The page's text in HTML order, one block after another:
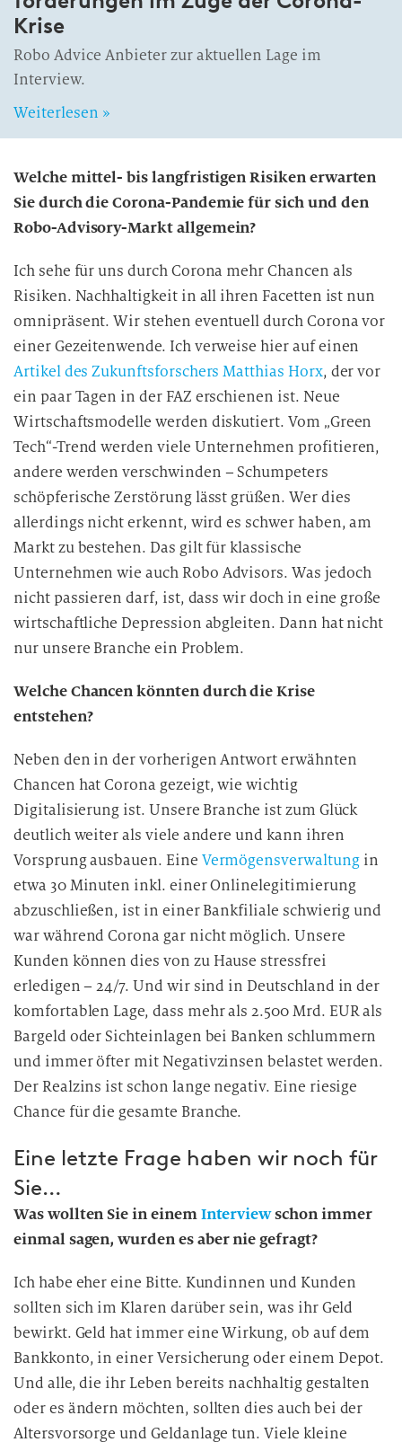
Krise
Robo Advice Anbieter zur aktuellen Lage im
Interview.
Weiterlesen »
Welche mittel- bis langfristigen Risiken erwarten
Sie durch die Corona-Pandemie für sich und den
Robo-Advisory-Markt allgemein?
Ich sehe für uns durch Corona mehr Chancen als
Risiken. Nachhaltigkeit in all ihren Facetten ist nun
omnipräsent. Wir stehen eventuell durch Corona vor
einer Gezeitenwende. Ich verweise hier auf einen
Artikel des Zukunftsforschers Matthias Horx, der vor
ein paar Tagen in der FAZ erschienen ist. Neue
Wirtschaftsmodelle werden diskutiert. Vom „Green
Tech“-Trend werden viele Unternehmen profitieren,
andere werden verschwinden – Schumpeters
schöpferische Zerstörung lässt grüßen. Wer dies
allerdings nicht erkennt, wird es schwer haben, am
Markt zu bestehen. Das gilt für klassische
Unternehmen wie auch Robo Advisors. Was jedoch
nicht passieren darf, ist, dass wir doch in eine große
wirtschaftliche Depression abgleiten. Dann hat nicht
nur unsere Branche ein Problem.
Welche Chancen könnten durch die Krise
entstehen?
Neben den in der vorherigen Antwort erwähnten
Chancen hat Corona gezeigt, wie wichtig
Digitalisierung ist. Unsere Branche ist zum Glück
deutlich weiter als viele andere und kann ihren
Vorsprung ausbauen. Eine Vermögensverwaltungin
etwa 30 Minuten inkl. einer Onlinelegitimierung
abzuschließen, ist in einer Bankfiliale schwierig und
war während Corona gar nicht möglich. Unsere
Kunden können dies von zu Hause stressfrei
erledigen – 24/7. Und wir sind in Deutschland in der
komfortablen Lage, dass mehr als 2.500 Mrd. EUR als
Bargeld oder Sichteinlagen bei Banken schlummern
und immer öfter mit Negativzinsen belastet werden.
Der Realzins ist schon lange negativ. Eine riesige
Chance für die gesamte Branche.
Eine letzte Frage haben wir noch für
Sie…
Was wollten Sie in einemInterviewschon immer
einmal sagen, wurden es aber nie gefragt?
Ich habe eher eine Bitte. Kundinnen und Kunden
sollten sich im Klaren darüber sein, was ihr Geld
bewirkt. Geld hat immer eine Wirkung, ob auf dem
Bankkonto, in einer Versicherung oder einem Depot.
Und alle, die ihr Leben bereits nachhaltig gestalten
oder es ändern möchten, sollten dies auch bei der
Altersvorsorge und Geldanlage tun. Viele kleine